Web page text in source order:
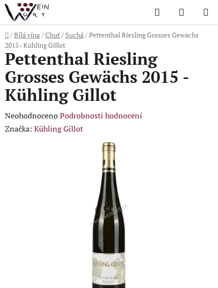
Přejít
na
obsah
Hledat
KOŠÍK
Domů
/Bílá vína/Chuť/ Suchá/Pettenthal Riesling Grosses Gewächs
2015 - Kühling Gillot
Pettenthal Riesling
Grosses Gewächs 2015 -
Kühling Gillot
Průměrné
hodnocení
NeohodnocenoPodrobnosti hodnocení
Značka: Kühling Gillot